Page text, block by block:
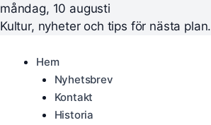
måndag, 10 augusti
Kultur, nyheter och tips för nästa plan.
Hem
Nyhetsbrev
Kontakt
Historia